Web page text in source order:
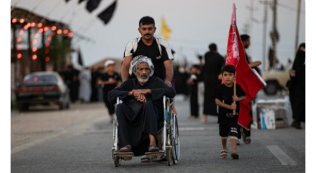
واحة المرأة
منذ 9 دقائق